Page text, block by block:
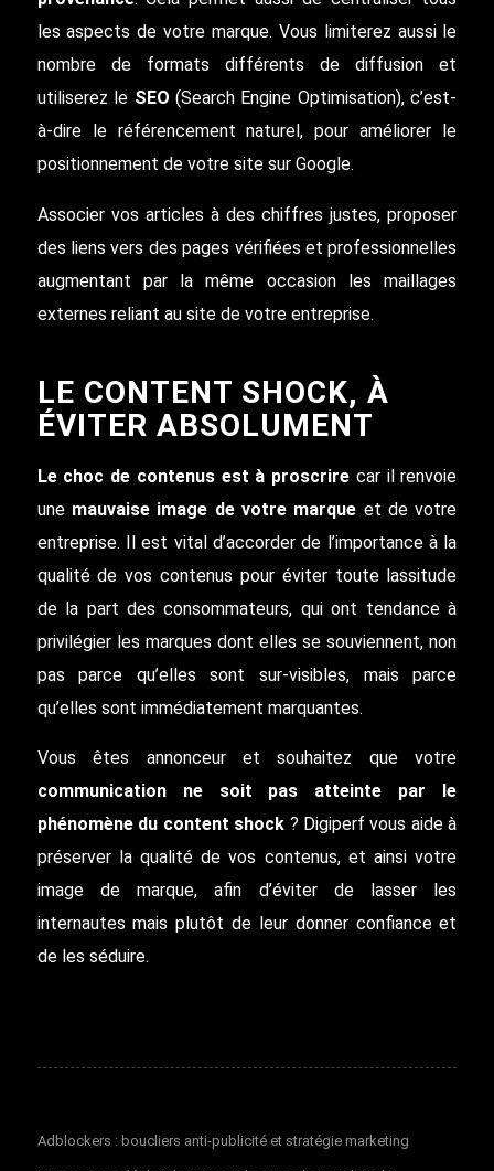
les aspects de votre marque. Vous limiterez aussi le
nombre de formats différents de diffusion et
utiliserez le SEO (Search Engine Optimisation), c’est-
à-dire le référencement naturel, pour améliorer le
positionnement de votre site sur Google.
Associer vos articles à des chiffres justes, proposer
des liens vers des pages vérifiées et professionnelles
augmentant par la même occasion les maillages
externes reliant au site de votre entreprise.
LE CONTENT SHOCK, À
ÉVITER ABSOLUMENT
Le choc de contenus est à proscrire car il renvoie
une mauvaise image de votre marque et de votre
entreprise. Il est vital d’accorder de l’importance à la
qualité de vos contenus pour éviter toute lassitude
de la part des consommateurs, qui ont tendance à
privilégier les marques dont elles se souviennent, non
pas parce qu’elles sont sur-visibles, mais parce
qu’elles sont immédiatement marquantes.
Vous êtes annonceur et souhaitez que votre
communication ne soit pas atteinte par le
phénomène du content shock ? Digiperf vous aide à
préserver la qualité de vos contenus, et ainsi votre
image de marque, afin d’éviter de lasser les
internautes mais plutôt de leur donner confiance et
de les séduire.
Adblockers : boucliers anti-publicité et stratégie marketing